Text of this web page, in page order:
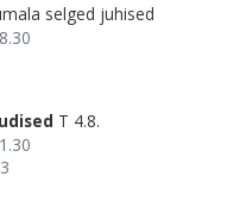
selged juhised
T 4.8.